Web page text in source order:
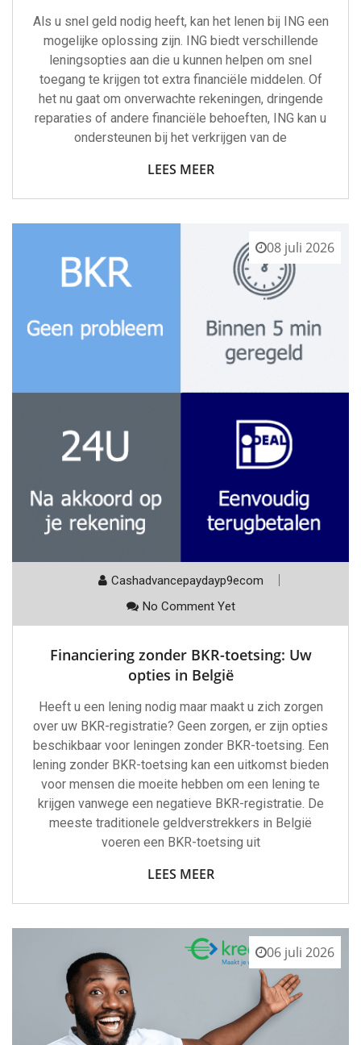
Als u snel geld nodig heeft, kan het lenen bij ING een
mogelijke oplossing zijn. ING biedt verschillende
leningsopties aan die u kunnen helpen om snel
toegang te krijgen tot extra financiële middelen. Of
het nu gaat om onverwachte rekeningen, dringende
reparaties of andere financiële behoeften, ING kan u
ondersteunen bij het verkrijgen van de
LEES MEER
08 juli 2026
Cashadvancepaydayp9ecom
No Comment Yet
Financiering zonder BKR-toetsing: Uw
opties in België
Heeft u een lening nodig maar maakt u zich zorgen
over uw BKR-registratie? Geen zorgen, er zijn opties
beschikbaar voor leningen zonder BKR-toetsing. Een
lening zonder BKR-toetsing kan een uitkomst bieden
voor mensen die moeite hebben om een lening te
krijgen vanwege een negatieve BKR-registratie. De
meeste traditionele geldverstrekkers in België
voeren een BKR-toetsing uit
LEES MEER
06 juli 2026